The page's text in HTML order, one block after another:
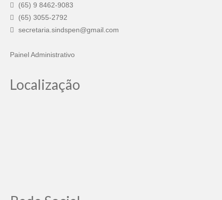
(65) 9 8462-9083
(65) 3055-2792
secretaria.sindspen@gmail.com
Painel Administrativo
Localização